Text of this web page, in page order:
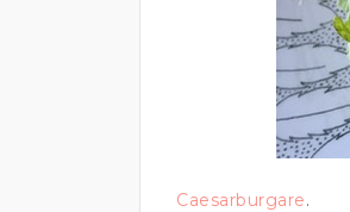
Caesarburgare.